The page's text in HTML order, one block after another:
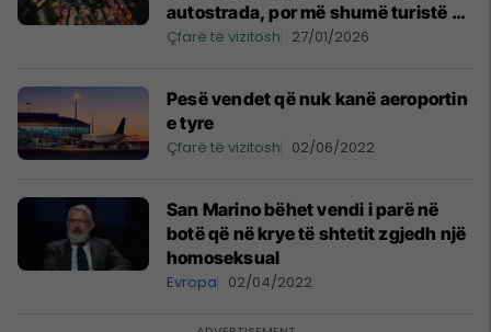
autostrada, por më shumë turistë se
banorë
Çfarë të vizitosh 27/01/2026
Pesë vendet që nuk kanë aeroportin
e tyre
Çfarë të vizitosh 02/06/2022
San Marino bëhet vendi i parë në
botë që në krye të shtetit zgjedh një
homoseksual
Evropa 02/04/2022